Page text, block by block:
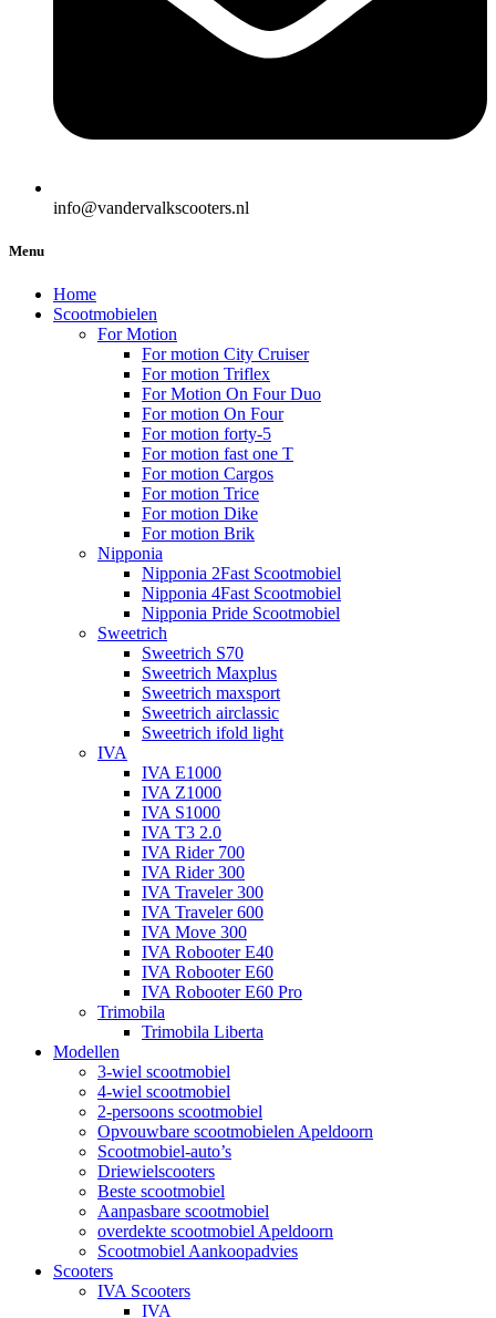
info@vandervalkscooters.nl
Menu
Home
Scootmobielen
For Motion
For motion City Cruiser
For motion Triflex
For Motion On Four Duo
For motion On Four
For motion forty-5
For motion fast one T
For motion Cargos
For motion Trice
For motion Dike
For motion Brik
Nipponia
Nipponia 2Fast Scootmobiel
Nipponia 4Fast Scootmobiel
Nipponia Pride Scootmobiel
Sweetrich
Sweetrich S70
Sweetrich Maxplus
Sweetrich maxsport
Sweetrich airclassic
Sweetrich ifold light
IVA
IVA E1000
IVA Z1000
IVA S1000
IVA T3 2.0
IVA Rider 700
IVA Rider 300
IVA Traveler 300
IVA Traveler 600
IVA Move 300
IVA Robooter E40
IVA Robooter E60
IVA Robooter E60 Pro
Trimobila
Trimobila Liberta
Modellen
3-wiel scootmobiel
4-wiel scootmobiel
2-persoons scootmobiel
Opvouwbare scootmobielen Apeldoorn
Scootmobiel-auto’s
Driewielscooters
Beste scootmobiel
Aanpasbare scootmobiel
overdekte scootmobiel Apeldoorn
Scootmobiel Aankoopadvies
Scooters
IVA Scooters
IVA